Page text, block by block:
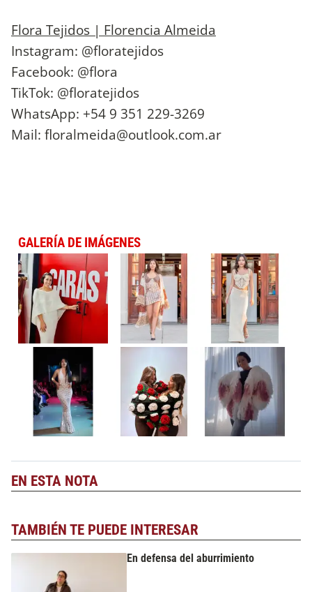
Flora Tejidos | Florencia Almeida
Instagram: @floratejidos
Facebook: @flora
TikTok: @floratejidos
WhatsApp: +54 9 351 229-3269
Mail: floralmeida@outlook.com.ar
GALERÍA DE IMÁGENES
EN ESTA NOTA
TAMBIÉN TE PUEDE INTERESAR
En defensa del aburrimiento